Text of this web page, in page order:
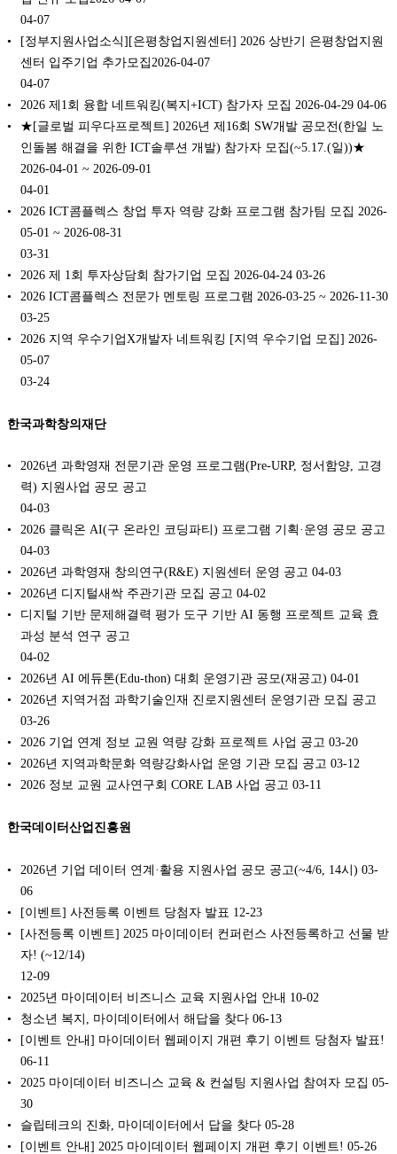
04-07
[정부지원사업소식][은평창업지원센터] 2026 상반기 은평창업지원
센터 입주기업 추가모집2026-04-07
04-07
2026 제1회 융합 네트워킹(복지+ICT) 참가자 모집 2026-04-29 04-06
★[글로벌 피우다프로젝트] 2026년 제16회 SW개발 공모전(한일 노
인돌봄 해결을 위한 ICT솔루션 개발) 참가자 모집(~5.17.(일))★
2026-04-01 ~ 2026-09-01
04-01
2026 ICT콤플렉스 창업 투자 역량 강화 프로그램 참가팀 모집 2026-
05-01 ~ 2026-08-31
03-31
2026 제 1회 투자상담회 참가기업 모집 2026-04-24 03-26
2026 ICT콤플렉스 전문가 멘토링 프로그램 2026-03-25 ~ 2026-11-30
03-25
2026 지역 우수기업X개발자 네트워킹 [지역 우수기업 모집] 2026-
05-07
03-24
한국과학창의재단
2026년 과학영재 전문기관 운영 프로그램(Pre-URP, 정서함양, 고경
력) 지원사업 공모 공고
04-03
2026 클릭온 AI(구 온라인 코딩파티) 프로그램 기획·운영 공모 공고
04-03
2026년 과학영재 창의연구(R&E) 지원센터 운영 공고 04-03
2026년 디지털새싹 주관기관 모집 공고 04-02
디지털 기반 문제해결력 평가 도구 기반 AI 동행 프로젝트 교육 효
과성 분석 연구 공고
04-02
2026년 AI 에듀톤(Edu-thon) 대회 운영기관 공모(재공고) 04-01
2026년 지역거점 과학기술인재 진로지원센터 운영기관 모집 공고
03-26
2026 기업 연계 정보 교원 역량 강화 프로젝트 사업 공고 03-20
2026년 지역과학문화 역량강화사업 운영 기관 모집 공고 03-12
2026 정보 교원 교사연구회 CORE LAB 사업 공고 03-11
한국데이터산업진흥원
2026년 기업 데이터 연계·활용 지원사업 공모 공고(~4/6, 14시) 03-
06
[이벤트] 사전등록 이벤트 당첨자 발표 12-23
[사전등록 이벤트] 2025 마이데이터 컨퍼런스 사전등록하고 선물 받
자! (~12/14)
12-09
‍2025년 마이데이터 비즈니스 교육 지원사업 안내 10-02
청소년 복지, 마이데이터에서 해답을 찾다 06-13
[이벤트 안내] 마이데이터 웹페이지 개편 후기 이벤트 당첨자 발표!
06-11
2025 마이데이터 비즈니스 교육 & 컨설팅 지원사업 참여자 모집 05-
30
슬립테크의 진화, 마이데이터에서 답을 찾다 05-28
[이벤트 안내] 2025 마이데이터 웹페이지 개편 후기 이벤트! 05-26